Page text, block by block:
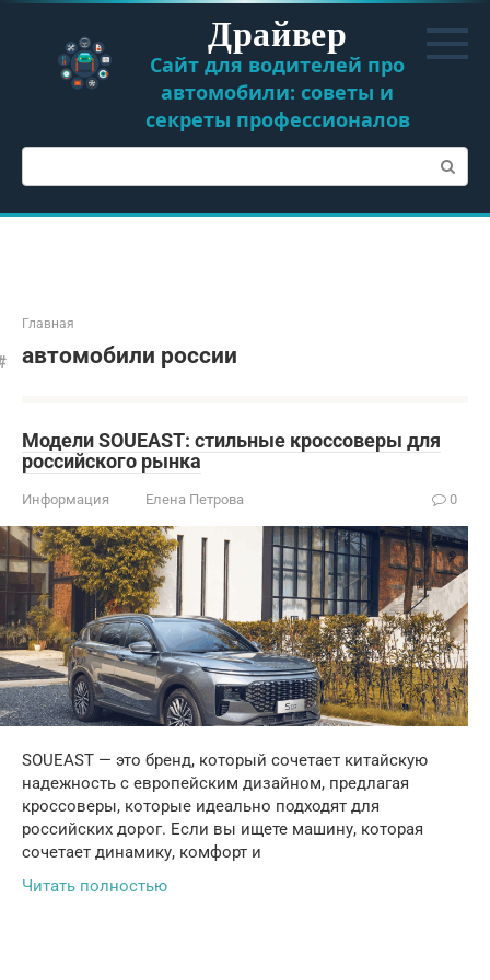
Перейти
контенту
Драйвер
Сайт для водителей про
автомобили: советы и
секреты профессионалов
Поиск:
Главная
автомобили россии
Модели SOUEAST: стильные кроссоверы для
российского рынка
Информация Елена Петрова 0
SOUEAST — это бренд, который сочетает китайскую
надежность с европейским дизайном, предлагая
кроссоверы, которые идеально подходят для
российских дорог. Если вы ищете машину, которая
сочетает динамику, комфорт и
Читать полностью